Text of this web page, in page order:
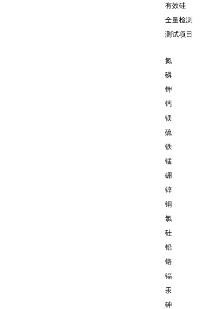
有效硅
全量检测
测试项目
氮
磷
钾
钙
镁
硫
铁
锰
硼
锌
铜
氯
硅
铅
铬
镉
汞
砷